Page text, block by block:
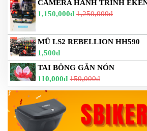
CAMERA HÀNH TRÌNH
1,150,000đ 1,250,000đ
MŨ LS2 REBELLION HH590
1,500đ
TAI BÔNG GẮN NÓN
110,000đ 150,000đ